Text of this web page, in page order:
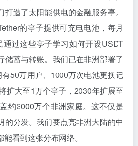
造了太阳能供电的金融服务亭。
的亭子提供可充电电池，每月
通过这些亭子学习如何开设USDT
储蓄与转账。我们已在非洲部署了
50万用户、1000万次电池更换记
扩大至1万个亭子，2030年扩展至
约3000万个非洲家庭。这不仅是
的分发。我们要点亮非洲大陆的中
看到这张分布网络。